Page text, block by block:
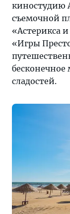
киностудию
съемочной
«Астерикса
«Игры
бесконечное
сладостей.